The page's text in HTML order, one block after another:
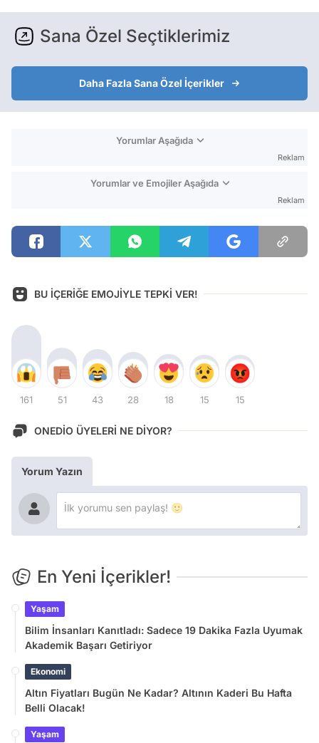
Sana Özel Seçtiklerimiz
Daha Fazla Sana Özel İçerikler
Yorumlar Aşağıda
Reklam
Yorumlar ve Emojiler Aşağıda
Reklam
BU İÇERİĞE EMOJİYLE TEPKİ VER!
161 51 43 28 18 15 15
ONEDİO ÜYELERİ NE DİYOR?
Yorum Yazın
En Yeni İçerikler!
Yaşam
Bilim İnsanları Kanıtladı: Sadece 19 Dakika Fazla Uyumak
Akademik Başarı Getiriyor
Ekonomi
Altın Fiyatları Bugün Ne Kadar? Altının Kaderi Bu Hafta
Belli Olacak!
Yaşam